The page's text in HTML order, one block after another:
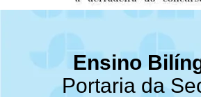
Ensino
Portaria da